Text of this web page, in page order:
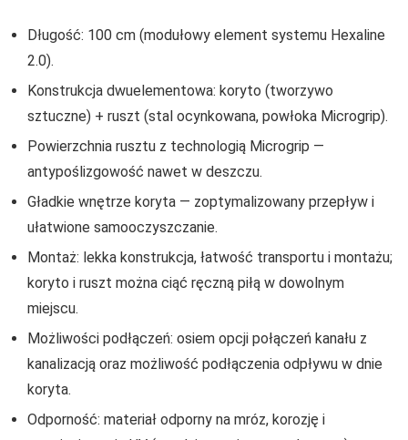
Długość: 100 cm (modułowy element systemu Hexaline
2.0).
Konstrukcja dwuelementowa: koryto (tworzywo
sztuczne) + ruszt (stal ocynkowana, powłoka Microgrip).
Powierzchnia rusztu z technologią Microgrip —
antypoślizgowość nawet w deszczu.
Gładkie wnętrze koryta — zoptymalizowany przepływ i
ułatwione samooczyszczanie.
Montaż: lekka konstrukcja, łatwość transportu i montażu;
koryto i ruszt można ciąć ręczną piłą w dowolnym
miejscu.
Możliwości podłączeń: osiem opcji połączeń kanału z
kanalizacją oraz możliwość podłączenia odpływu w dnie
koryta.
Odporność: materiał odporny na mróz, korozję i